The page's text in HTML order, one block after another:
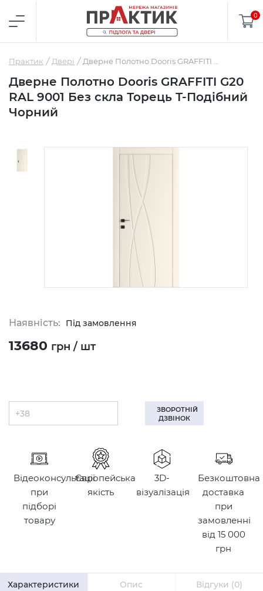
0
Практик Двері
Дверне Полотно Dooris GRAFFITI G20
RAL 9001 Без скла Торець Т-Подібний
Чорний
Наявність: Під замовлення
13680 грн / шт
ЗВОРОТНІЙ
ДЗВІНОК
Відеоконсультації
при
підборі
товару
Європейська
якість
3D-
візуалізація
Безкоштовна
доставка
при
замовленні
від 15 000
грн
Характеристики Опис Відгуки (0)